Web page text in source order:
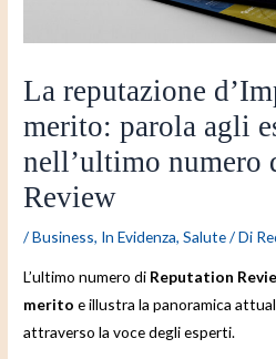
La reputazione
merito: parola agli
nell’ultimo numero
Review
/Business, In Evidenza,Salute/ Di
L’ultimo numero di Reputation
merito e illustra la panoramica
attraverso la voce degli esperti.